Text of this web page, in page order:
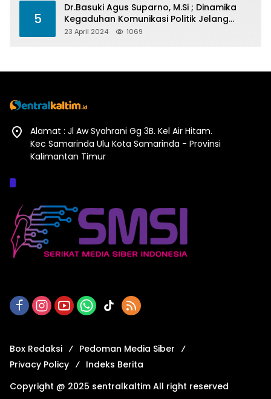
5
Dr.Basuki Agus Suparno, M.Si ; Dinamika
Kegaduhan Komunikasi Politik Jelang
Pesta Politik 2024
23 April 2024 1069
Alamat : Jl Aw Syahrani Gg 3B. Kel Air Hitam.
Kec Samarinda Ulu Kota Samarinda - Provinsi
Kalimantan Timur
Box Redaksi
Pedoman Media Siber
Privacy Policy
Indeks Berita
Copyright @ 2025 sentralkaltim All right reserved